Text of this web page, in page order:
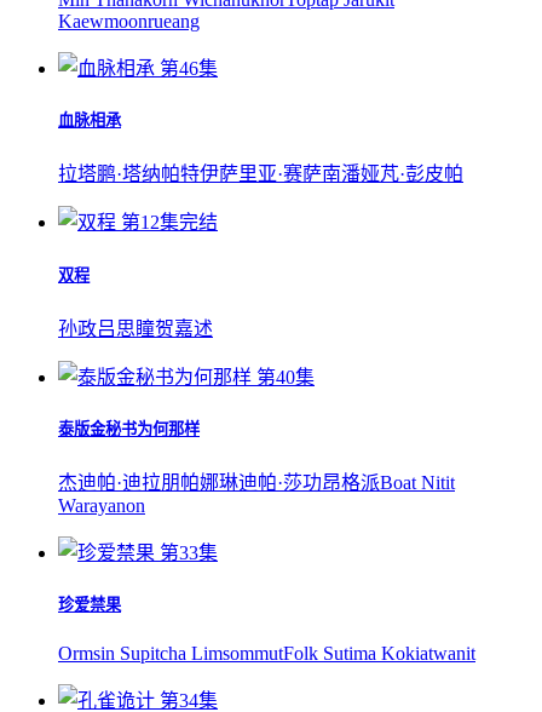
Kaewmoonrueang
第46集
血脉相承
拉塔鹏·塔纳帕特伊萨里亚·赛萨南潘娅芃·彭皮帕
第12集完结
双程
孙政吕思瞳贺嘉述
第40集
泰版金秘书为何那样
杰迪帕·迪拉朋帕娜琳迪帕·莎功昂格派Boat Nitit
Warayanon
第33集
珍爱禁果
Ormsin Supitcha LimsommutFolk Sutima Kokiatwanit
第34集